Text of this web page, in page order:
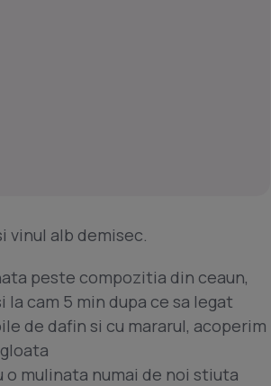
vinul alb demisec.
peste compozitia din ceaun,
la cam 5 min dupa ce sa legat
de dafin si cu mararul, acoperim
o mulinata numai de noi stiuta